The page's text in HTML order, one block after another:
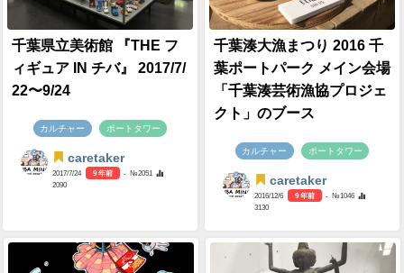
千葉県立美術館 『THE フ
ィギュア IN チバ』 2017/7/
22〜9/24
カルチャー ポートタワー
caretaker
2017/7/24 9 年前
- №2051
2090
千葉湊大漁まつり 2016 千
葉ポートパーク メイン会場
「千葉湊芸術漁協プロジェ
クト」のブース
カルチャー ポートタワー
caretaker
2016/12/6 9 年前
- №1046
3130